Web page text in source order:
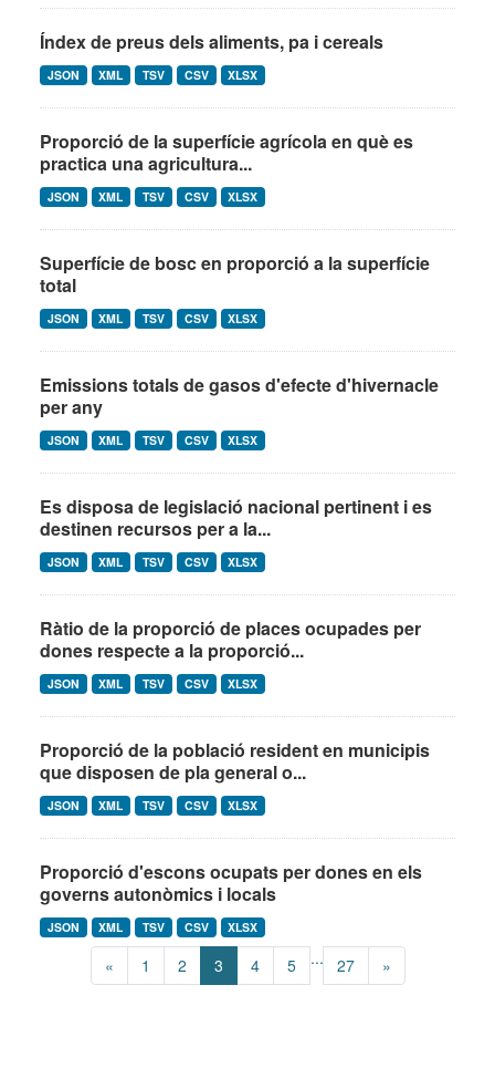
Índex de preus dels aliments, pa i cereals
JSON XML TSV CSV XLSX
Proporció de la superfície agrícola en què es
practica una agricultura...
JSON XML TSV CSV XLSX
Superfície de bosc en proporció a la superfície
total
JSON XML TSV CSV XLSX
Emissions totals de gasos d'efecte d'hivernacle
per any
JSON XML TSV CSV XLSX
Es disposa de legislació nacional pertinent i es
destinen recursos per a la...
JSON XML TSV CSV XLSX
Ràtio de la proporció de places ocupades per
dones respecte a la proporció...
JSON XML TSV CSV XLSX
Proporció de la població resident en municipis
que disposen de pla general o...
JSON XML TSV CSV XLSX
Proporció d'escons ocupats per dones en els
governs autonòmics i locals
JSON XML TSV CSV XLSX
« 1 2 3 4 5 ... 27 »